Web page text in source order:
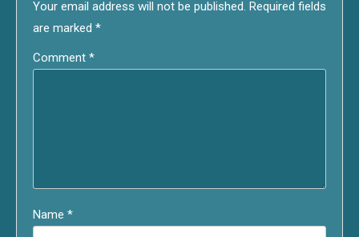
Your email address will not be published. Required fields
are marked *
Comment *
Name *